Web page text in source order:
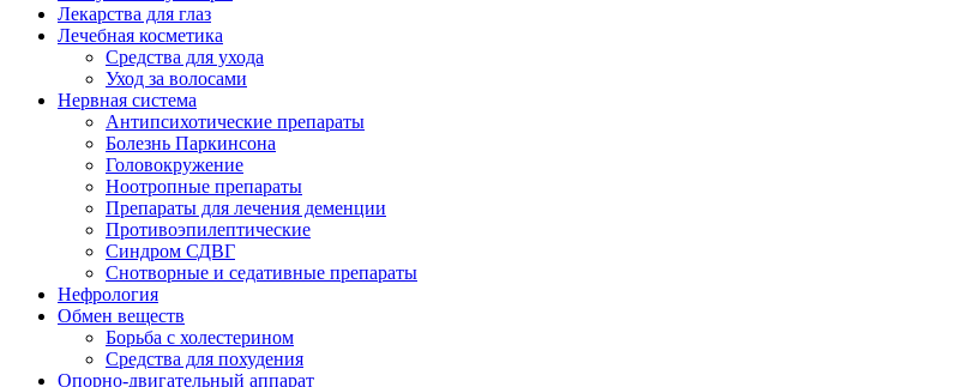
Лекарства для глаз
Лечебная косметика
Средства для ухода
Уход за волосами
Нервная система
Антипсихотические препараты
Болезнь Паркинсона
Головокружение
Ноотропные препараты
Препараты для лечения деменции
Противоэпилептические
Синдром СДВГ
Снотворные и седативные препараты
Нефрология
Обмен веществ
Борьба с холестерином
Средства для похудения
Опорно-двигательный аппарат